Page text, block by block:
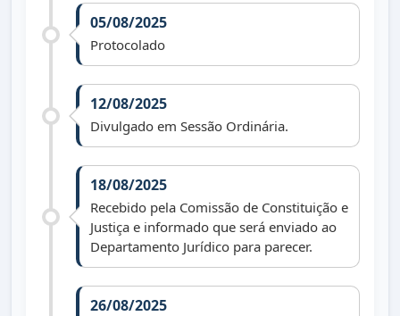
05/08/2025
Protocolado
12/08/2025
Divulgado em Sessão Ordinária.
18/08/2025
Recebido pela Comissão de Constituição e
Justiça e informado que será enviado ao
Departamento Jurídico para parecer.
26/08/2025